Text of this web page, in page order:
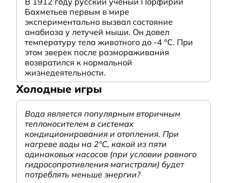
Бахметьев первым в мире
экспериментально вызвал состояние
анабиоза у летучей мыши. Он довел
температуру тела животного до -4 °C. При
этом зверек после размораживания
возвратился к нормальной
жизнедеятельности.
Холодные игры
Вода является популярным вторичным
теплоносителем в системах
кондиционирования и отопления. При
нагреве воды на 2°С, какой из пяти
одинаковых насосов (при условии равного
гидросопротивления магистрали) будет
потреблять меньше энергии?